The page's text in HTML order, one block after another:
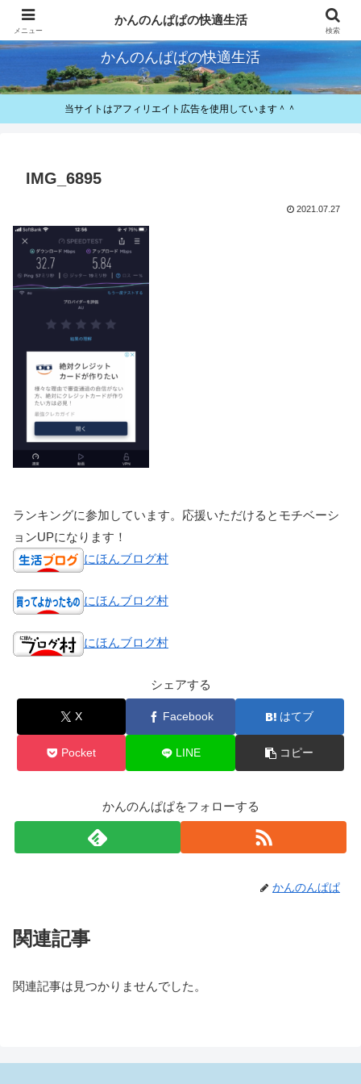
快適とお得が好きなパパのレビューと備忘録
かんのんぱぱの快適生活
当サイトはアフィリエイト広告を使用しています＾＾
IMG_6895
2021.07.27
ランキングに参加しています。応援いただけるとモチベーシ
ョンUPになります！
にほんブログ村
にほんブログ村
にほんブログ村
シェアする
X Facebook はてブ
Pocket LINE コピー
かんのんぱぱをフォローする
かんのんぱぱ
関連記事
関連記事は見つかりませんでした。
メニュー
かんのんぱぱの快適生活
検索